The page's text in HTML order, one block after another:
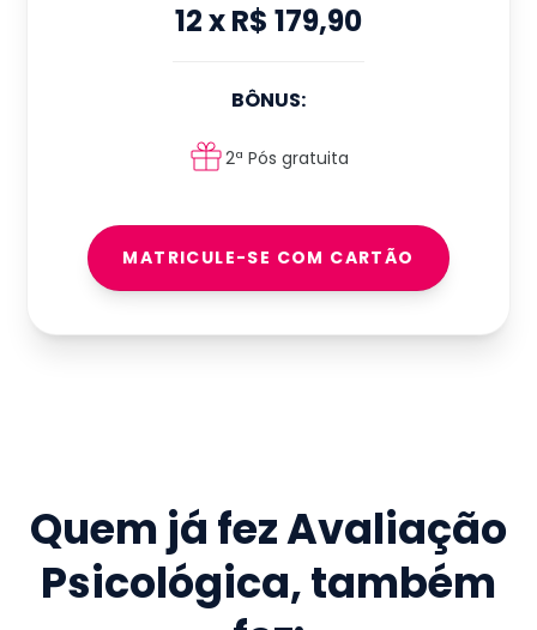
12xR$ 179,90
BÔNUS:
2ª Pós gratuita
MATRICULE-SE COM CARTÃO
Quem já fezAvaliação
Psicológica, também